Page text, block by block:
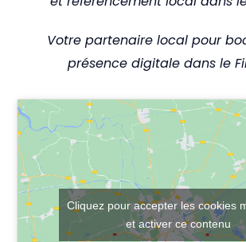
Votre partenaire local pour
présence digitale dans le
Cliquez pour accepter les cookies
et activer ce contenu